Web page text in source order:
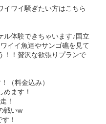
イワイ騒ぎたい方はこちら
ル体験できちゃいます♪国立
イイ魚達やサンゴ礁を見て
！！贅沢な欲張りプランで
（料金込み）
ます！
！
戦いw
！